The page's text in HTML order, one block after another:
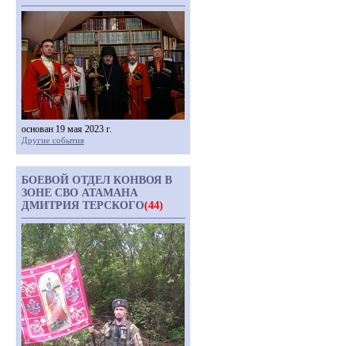
основан 19 мая 2023 г.
Другие события
БОЕВОЙ ОТДЕЛ КОНВОЯ В
ЗОНЕ СВО АТАМАНА
ДМИТРИЯ ТЕРСКОГО(44)